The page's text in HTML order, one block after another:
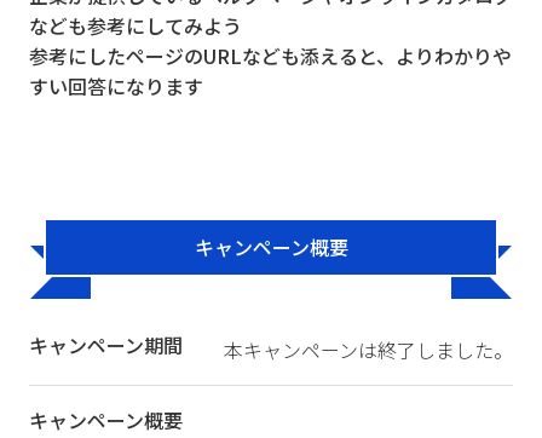
なども参考にしてみよう
参考にしたページのURLなども添えると、よりわかりや
すい回答になります
キャンペーン概要
キャンペーン期間 本キャンペーンは終了しました。
キャンペーン概要